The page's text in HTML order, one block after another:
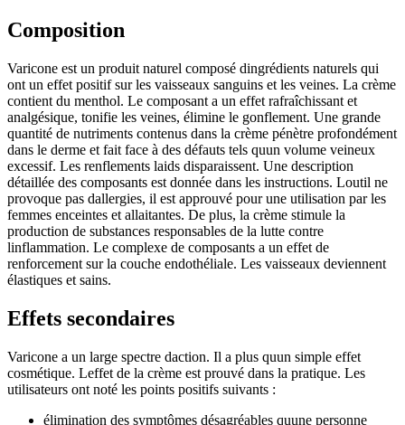
Composition
Varicone est un produit naturel composé dingrédients naturels qui
ont un effet positif sur les vaisseaux sanguins et les veines. La crème
contient du menthol. Le composant a un effet rafraîchissant et
analgésique, tonifie les veines, élimine le gonflement. Une grande
quantité de nutriments contenus dans la crème pénètre profondément
dans le derme et fait face à des défauts tels quun volume veineux
excessif. Les renflements laids disparaissent. Une description
détaillée des composants est donnée dans les instructions. Loutil ne
provoque pas dallergies, il est approuvé pour une utilisation par les
femmes enceintes et allaitantes. De plus, la crème stimule la
production de substances responsables de la lutte contre
linflammation. Le complexe de composants a un effet de
renforcement sur la couche endothéliale. Les vaisseaux deviennent
élastiques et sains.
Effets secondaires
Varicone a un large spectre daction. Il a plus quun simple effet
cosmétique. Leffet de la crème est prouvé dans la pratique. Les
utilisateurs ont noté les points positifs suivants :
élimination des symptômes désagréables quune personne